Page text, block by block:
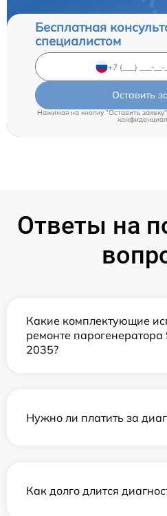
Бесплатная
специалистом
Оставить
Нажимая на кнопку "Оставить
Ответы на
Какие комплектующие
ремонте парогенератора
2035?
Нужно ли платить за
Как долго длится